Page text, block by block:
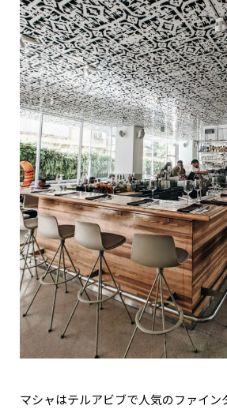
マシャはテルアビブで人気のファイン